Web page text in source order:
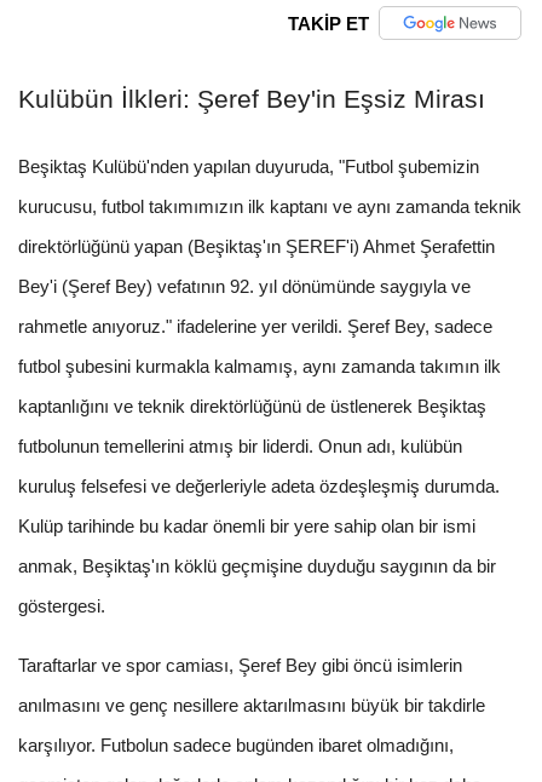
TAKİP ET
Kulübün İlkleri: Şeref Bey'in Eşsiz Mirası
Beşiktaş Kulübü'nden yapılan duyuruda, "Futbol şubemizin
kurucusu, futbol takımımızın ilk kaptanı ve aynı zamanda teknik
direktörlüğünü yapan (Beşiktaş'ın ŞEREF'i) Ahmet Şerafettin
Bey'i (Şeref Bey) vefatının 92. yıl dönümünde saygıyla ve
rahmetle anıyoruz." ifadelerine yer verildi. Şeref Bey, sadece
futbol şubesini kurmakla kalmamış, aynı zamanda takımın ilk
kaptanlığını ve teknik direktörlüğünü de üstlenerek Beşiktaş
futbolunun temellerini atmış bir liderdi. Onun adı, kulübün
kuruluş felsefesi ve değerleriyle adeta özdeşleşmiş durumda.
Kulüp tarihinde bu kadar önemli bir yere sahip olan bir ismi
anmak, Beşiktaş'ın köklü geçmişine duyduğu saygının da bir
göstergesi.
Taraftarlar ve spor camiası, Şeref Bey gibi öncü isimlerin
anılmasını ve genç nesillere aktarılmasını büyük bir takdirle
karşılıyor. Futbolun sadece bugünden ibaret olmadığını,